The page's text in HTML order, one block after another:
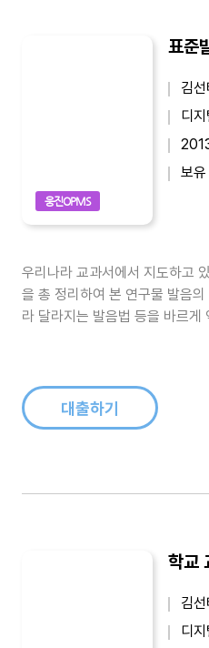
웅진OPMS
표준
김선
디
보유
우리나라 교과서에서 지도하고
을 총 정리하여 본 연구물 발음
라 달라지는 발음법 등을 바르게
대출하기
김선
디